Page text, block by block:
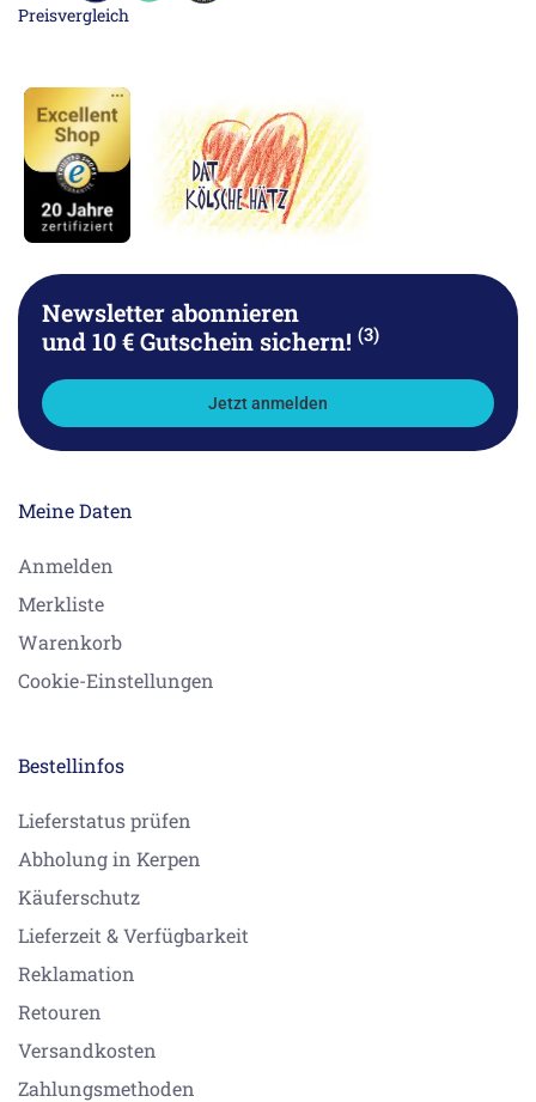
Newsletter abonnieren
und 10 € Gutschein sichern! (3)
Jetzt anmelden
Meine Daten
Anmelden
Merkliste
Warenkorb
Cookie-Einstellungen
Bestellinfos
Lieferstatus prüfen
Abholung in Kerpen
Käuferschutz
Lieferzeit & Verfügbarkeit
Reklamation
Retouren
Versandkosten
Zahlungsmethoden